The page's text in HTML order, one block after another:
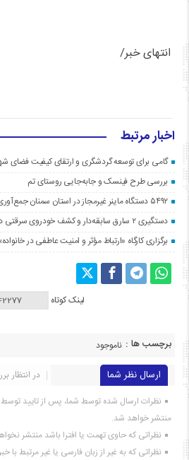
انتهای خبر/
اخبار مرتبط
گامی برای توسعه گردشگری و ارتقای کیفیت فضای
بررسی طرح فینسک و جابه‌جایی روستای تم
۵۴۹۲ دستگاه ماینر غیرمجاز در استان سمنان جمع‌آوری شد
دستگیری ۲ سارق سابقه‌دار و کشف خودروی سرقتی در مهدیشهر
برگزاری کارگاه «ارتباط مؤثر و امنیت عاطفی در
لینک کوتاه
برچسب ها : ناموجود
ارسال نظر شما
در انتظار
نظرات ارسال شده توسط شما، پس از تایید
منتشر خواهد شد.
نظراتی که حاوی تهمت یا افترا باشد منتشر
نظراتی که به غیر از زبان فارسی یا غیر مرتبط